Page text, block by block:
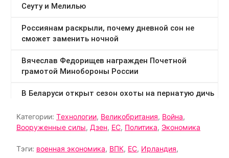
Категории: Tехнологии, Великобритания, Война,
Вооруженные силы, Дзен, ЕС, Политика, Экономика
Тэги: военная экономика, ВПК, ЕС, Ирландия,